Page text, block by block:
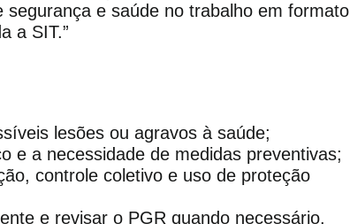
e saúde no trabalho em formato
a SIT.”
lesões ou agravos à saúde;
e a necessidade de medidas preventivas;
controle coletivo e uso de proteção
e revisar o PGR quando necessário.